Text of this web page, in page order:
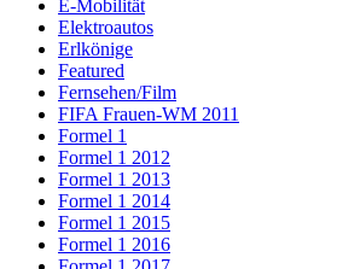
E-Mobilität
Elektroautos
Erlkönige
Featured
Fernsehen/Film
FIFA Frauen-WM 2011
Formel 1
Formel 1 2012
Formel 1 2013
Formel 1 2014
Formel 1 2015
Formel 1 2016